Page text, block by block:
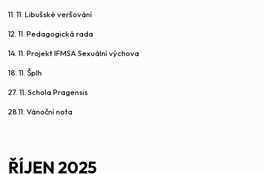
11. 11. Libušské veršování
12. 11. Pedagogická rada
14. 11. Projekt IFMSA Sexuální výchova
18. 11. Šplh
27. 11. Schola Pragensis
28.11. Vánoční nota
ŘÍJEN 2025